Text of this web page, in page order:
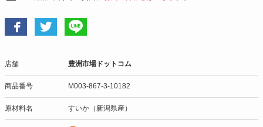
店舗 豊洲市場ドットコム
商品番号 M003-867-3-10182
原材料名 すいか（新潟県産）